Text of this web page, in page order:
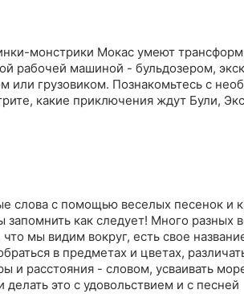
монстрики Мокас умеют
рабочей машиной - бульдозером,
или грузовиком. Познакомьтесь с
какие приключения ждут Були,
слова с помощью веселых песенок и
запомнить как следует! Много разных
мы видим вокруг, есть свое
в предметах и цветах,
и расстояния - словом, усваивать
делать это с удовольствием и с песней